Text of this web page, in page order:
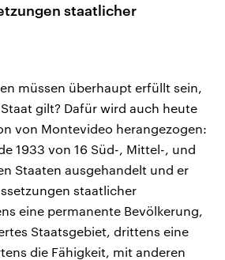
staatlicher
müssen überhaupt erfüllt sein,
gilt? Dafür wird auch heute
von Montevideo herangezogen:
1933 von 16 Süd-, Mittel-, und
Staaten ausgehandelt und er
staatlicher
eine permanente Bevölkerung,
Staatsgebiet, drittens eine
die Fähigkeit, mit anderen